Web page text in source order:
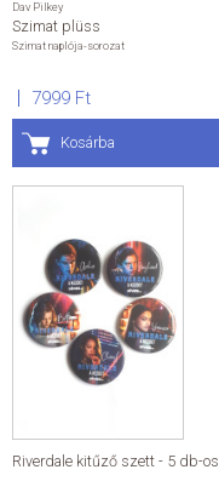
Dav Pilkey
Szimat plüss
Szimat naplója-sorozat
7999 Ft
Kosárba
Riverdale kitűző szett - 5 db-os